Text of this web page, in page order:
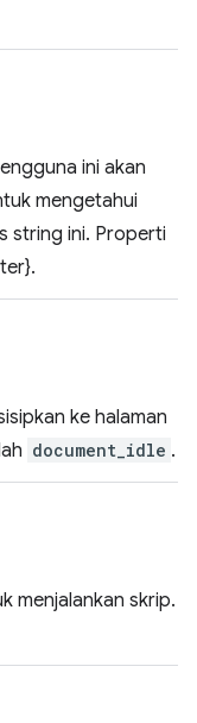
ini akan
mengetahui
string ini. Properti
ke halaman
document_idle .
menjalankan skrip.